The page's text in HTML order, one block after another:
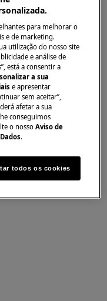
reparação ou
e desligue a
para melhorar o
e de marketing.
utilização do nosso site
e análise de
está a consentir a
a sua
e apresentar
sem aceitar”,
afetar a sua
conseguimos
o nossoAviso de
.
todos os cookies